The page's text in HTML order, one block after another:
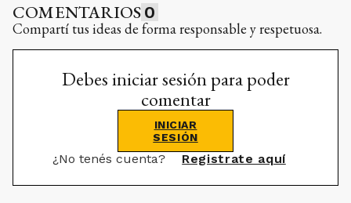
COMENTARIOS 0
Compartí tus ideas de forma responsable y respetuosa.
Debes iniciar sesión para poder
comentar
INICIAR
SESIÓN
¿No tenés cuenta? Registrate aquí